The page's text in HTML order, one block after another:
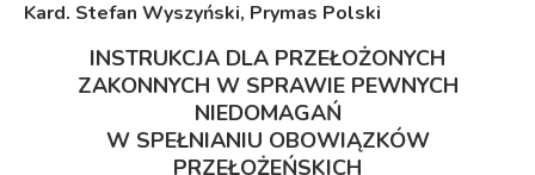
Kard. Stefan Wyszyński, Prymas Polski
INSTRUKCJA DLA PRZEŁOŻONYCH
ZAKONNYCH W SPRAWIE PEWNYCH
NIEDOMAGAŃ
W SPEŁNIANIU OBOWIĄZKÓW
PRZEŁOŻEŃSKICH